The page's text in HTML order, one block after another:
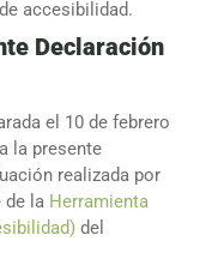
accesibilidad.
Declaración
el 10 de febrero
la presente
realizada por
de la Herramienta
del